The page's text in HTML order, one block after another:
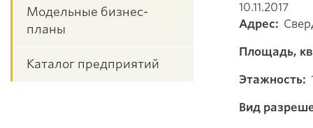
Модельные бизнес-
планы
Каталог предприятий
10.11.2017
Адрес:
Площадь,
Этажность:
Вид